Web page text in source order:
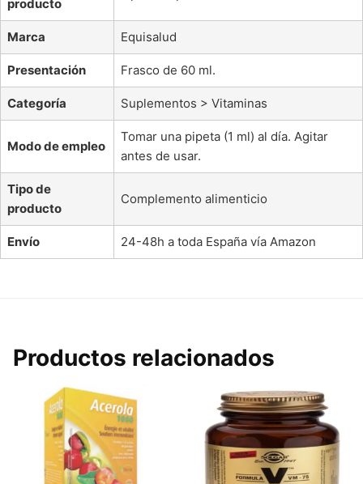
producto
Marca Equisalud
Presentación Frasco de 60 ml.
Categoría Suplementos > Vitaminas
Modo de empleo
Tomar una pipeta (1 ml) al día. Agitar
antes de usar.
Tipo de
producto
Complemento alimenticio
Envío 24-48h a toda España vía Amazon
Productos relacionados